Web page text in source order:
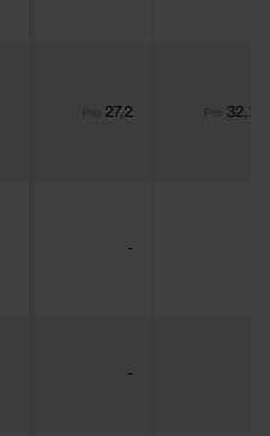
Pro 27,2 Pro 32,1
-
-